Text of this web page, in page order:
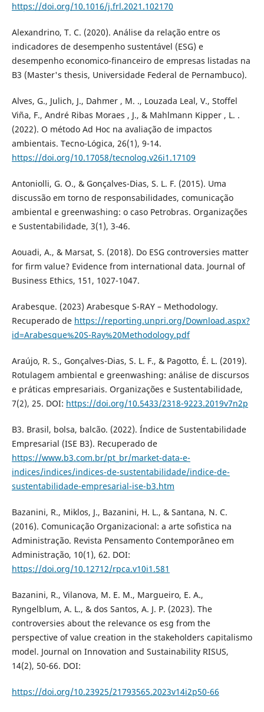
https://doi.org/10.1016/j.frl.2021.102170
Alexandrino, T. C. (2020). Análise da relação entre os
indicadores de desempenho sustentável (ESG) e
desempenho economico-financeiro de empresas listadas na
B3 (Master's thesis, Universidade Federal de Pernambuco).
Alves, G., Julich, J., Dahmer , M. ., Louzada Leal, V., Stoffel
Viña, F., André Ribas Moraes , J., & Mahlmann Kipper , L. .
(2022). O método Ad Hoc na avaliação de impactos
ambientais. Tecno-Lógica, 26(1), 9-14.
https://doi.org/10.17058/tecnolog.v26i1.17109
Antoniolli, G. O., & Gonçalves-Dias, S. L. F. (2015). Uma
discussão em torno de responsabilidades, comunicação
ambiental e greenwashing: o caso Petrobras. Organizações
e Sustentabilidade, 3(1), 3-46.
Aouadi, A., & Marsat, S. (2018). Do ESG controversies matter
for firm value? Evidence from international data. Journal of
Business Ethics, 151, 1027-1047.
Arabesque. (2023) Arabesque S-RAY – Methodology.
Recuperado de https://reporting.unpri.org/Download.aspx?
id=Arabesque%20S-Ray%20Methodology.pdf
Araújo, R. S., Gonçalves-Dias, S. L. F., & Pagotto, É. L. (2019).
Rotulagem ambiental e greenwashing: análise de discursos
e práticas empresariais. Organizações e Sustentabilidade,
7(2), 25. DOI: https://doi.org/10.5433/2318-9223.2019v7n2p
B3. Brasil, bolsa, balcão. (2022). Índice de Sustentabilidade
Empresarial (ISE B3). Recuperado de
https://www.b3.com.br/pt_br/market-data-e-
indices/indices/indices-de-sustentabilidade/indice-de-
sustentabilidade-empresarial-ise-b3.htm
Bazanini, R., Miklos, J., Bazanini, H. L., & Santana, N. C.
(2016). Comunicação Organizacional: a arte sofìstica na
Administração. Revista Pensamento Contemporâneo em
Administração, 10(1), 62. DOI:
https://doi.org/10.12712/rpca.v10i1.581
Bazanini, R., Vilanova, M. E. M., Margueiro, E. A.,
Ryngelblum, A. L., & dos Santos, A. J. P. (2023). The
controversies about the relevance os esg from the
perspective of value creation in the stakeholders capitalismo
model. Journal on Innovation and Sustainability RISUS,
14(2), 50-66. DOI:
https://doi.org/10.23925/21793565.2023v14i2p50-66